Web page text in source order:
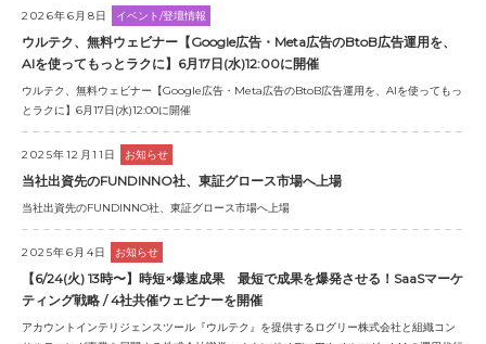
ニュース
ブログ
事業内容
採用情報
IR
2026年6月8日 イベント/登壇情報
ウルテク、無料ウェビナー【Google広告・Meta広告のBtoB広告運用を、
AIを使ってもっとラクに】6月17日(水)12:00に開催
ウルテク、無料ウェビナー【Google広告・Meta広告のBtoB広告運用を、AIを使ってもっ
とラクに】6月17日(水)12:00に開催
2025年12月11日 お知らせ
当社出資先のFUNDINNO社、東証グロース市場へ上場
当社出資先のFUNDINNO社、東証グロース市場へ上場
2025年6月4日 お知らせ
【6/24(火) 13時〜】時短×爆速成果 最短で成果を爆発させる！SaaSマーケ
ティング戦略 / 4社共催ウェビナーを開催
アカウントインテリジェンスツール『ウルテク』を提供するログリー株式会社と組織コン